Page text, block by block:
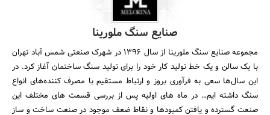
صنایع سنگ ملورینا
مجموعه صنایع سنگ ملورینا از سال 1396 در شهرک صنعتی شمس آباد تهران
با یک سالن و یک خط تولید کار خود را برای تولید سنگ ساختمان آغاز کرد. در
این سال‌ها سعی به فرآوری بروز و ارتباط مستقیم با مصرف کننده‌های انواع
سنگ داشته ایم… در ماه های اولیه پس از بررسی قسمت های مختلف این
صنعت گسترده و یافتن کمبودها و نقاط ضعف موجود در صنعت ساخت و ساز